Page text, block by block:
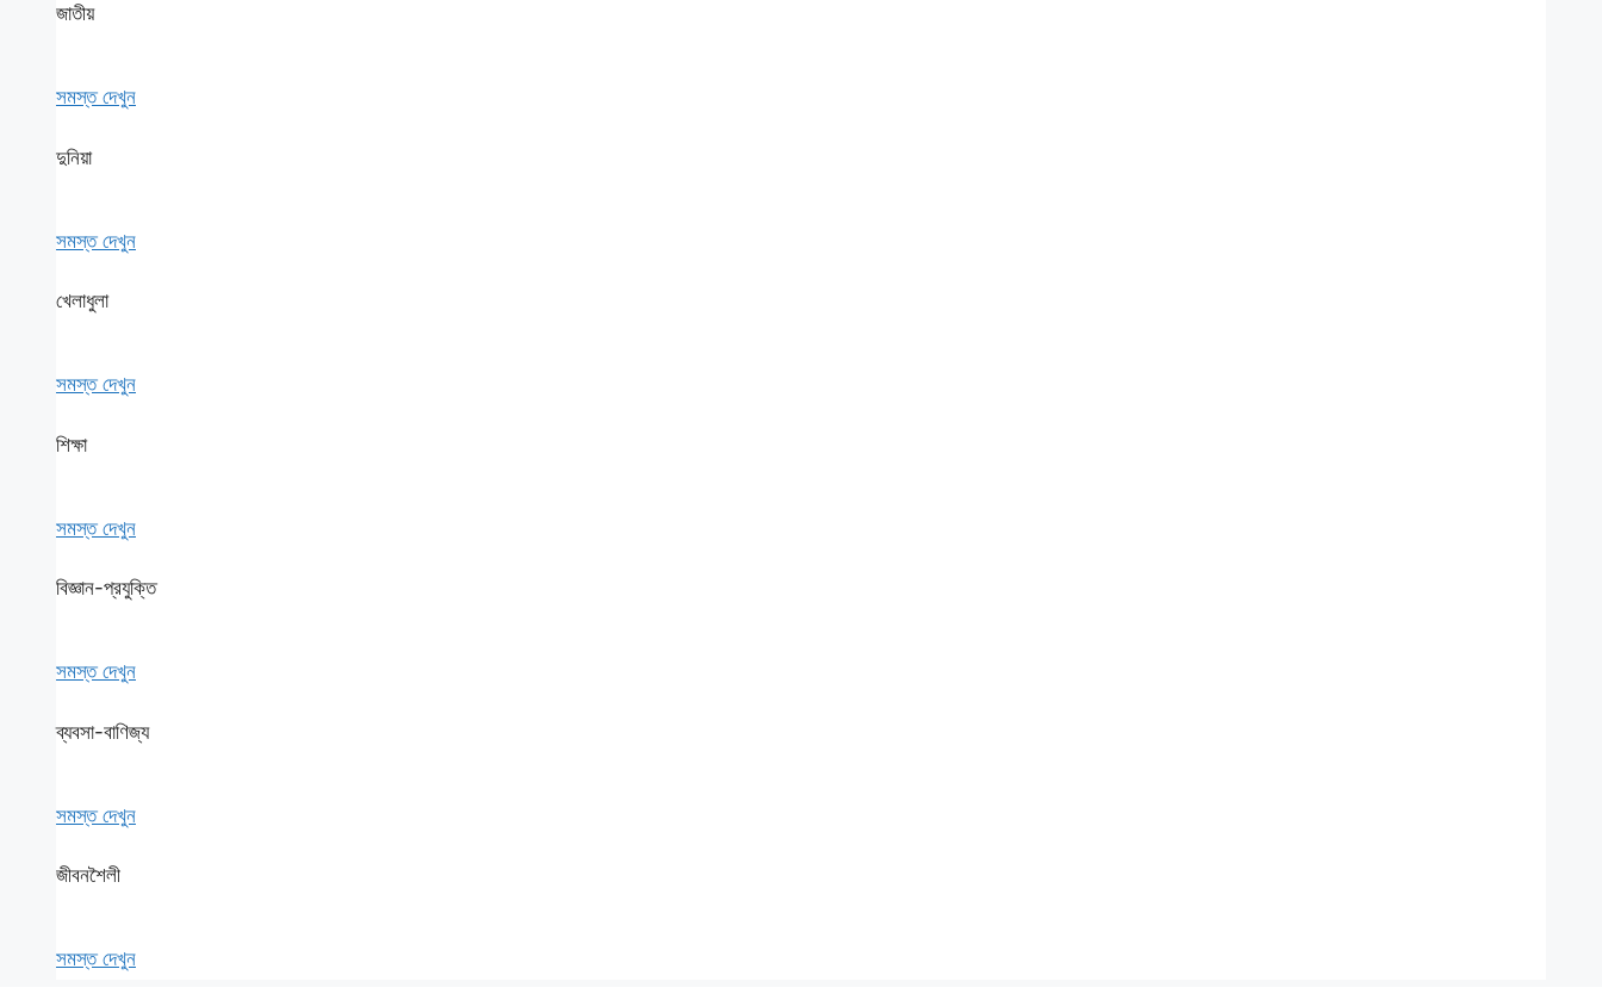
জাতীয়
সমস্ত দেখুন
দুনিয়া
সমস্ত দেখুন
খেলাধুলা
সমস্ত দেখুন
শিক্ষা
সমস্ত দেখুন
বিজ্ঞান-প্রযুক্তি
সমস্ত দেখুন
ব্যবসা-বাণিজ্য
সমস্ত দেখুন
জীবনশৈলী
সমস্ত দেখুন